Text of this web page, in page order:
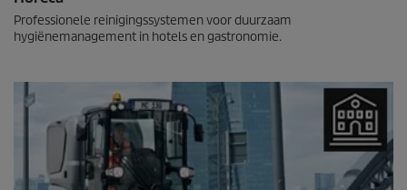
Professionele reinigingssystemen voor duurzaam
hygiënemanagement in hotels en gastronomie.